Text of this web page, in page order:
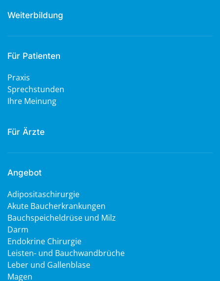
Weiterbildung
Für Patienten
Praxis
Sprechstunden
Ihre Meinung
Für Ärzte
Angebot
Adipositaschirurgie
Akute Baucherkrankungen
Bauchspeicheldrüse und Milz
Darm
Endokrine Chirurgie
Leisten- und Bauchwandbrüche
Leber und Gallenblase
Magen